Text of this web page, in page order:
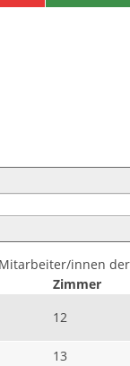
innen
Zimmer
12
13